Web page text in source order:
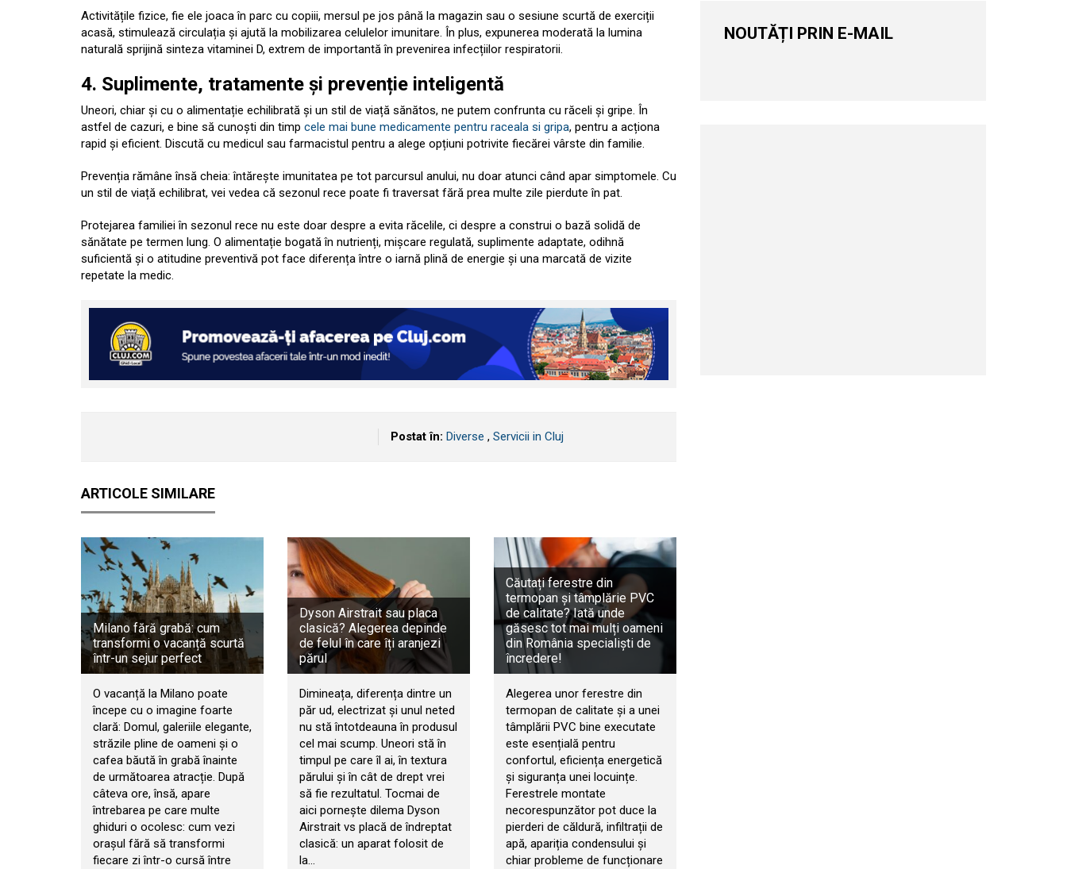
Activitățile fizice, fie ele joaca în parc cu copiii, mersul pe jos până la magazin sau o sesiune scurtă de exerciții
acasă, stimulează circulația și ajută la mobilizarea celulelor imunitare. În plus, expunerea moderată la lumina
naturală sprijină sinteza vitaminei D, extrem de importantă în prevenirea infecțiilor respiratorii.
4. Suplimente, tratamente și prevenție inteligentă
Uneori, chiar și cu o alimentație echilibrată și un stil de viață sănătos, ne putem confrunta cu răceli și gripe. În
astfel de cazuri, e bine să cunoști din timp cele mai bune medicamente pentru raceala si gripa, pentru a acționa
rapid și eficient. Discută cu medicul sau farmacistul pentru a alege opțiuni potrivite fiecărei vârste din familie.
Prevenția rămâne însă cheia: întărește imunitatea pe tot parcursul anului, nu doar atunci când apar simptomele. Cu
un stil de viață echilibrat, vei vedea că sezonul rece poate fi traversat fără prea multe zile pierdute în pat.
Protejarea familiei în sezonul rece nu este doar despre a evita răcelile, ci despre a construi o bază solidă de
sănătate pe termen lung. O alimentație bogată în nutrienți, mișcare regulată, suplimente adaptate, odihnă
suficientă și o atitudine preventivă pot face diferența între o iarnă plină de energie și una marcată de vizite
repetate la medic.
Postat în: Diverse , Servicii in Cluj
ARTICOLE SIMILARE
Milano fără grabă: cum
transformi o vacanță scurtă
într-un sejur perfect
O vacanță la Milano poate
începe cu o imagine foarte
clară: Domul, galeriile elegante,
străzile pline de oameni și o
cafea băută în grabă înainte
de următoarea atracție. După
câteva ore, însă, apare
întrebarea pe care multe
ghiduri o ocolesc: cum vezi
orașul fără să transformi
fiecare zi într-o cursă între
Dyson Airstrait sau placa
clasică? Alegerea depinde
de felul în care îți aranjezi
părul
Dimineața, diferența dintre un
păr ud, electrizat și unul neted
nu stă întotdeauna în produsul
cel mai scump. Uneori stă în
timpul pe care îl ai, în textura
părului și în cât de drept vrei
să fie rezultatul. Tocmai de
aici pornește dilema Dyson
Airstrait vs placă de îndreptat
clasică: un aparat folosit de
la…
Căutați ferestre din
termopan și tâmplărie PVC
de calitate? Iată unde
găsesc tot mai mulți oameni
din România specialiști de
încredere!
Alegerea unor ferestre din
termopan de calitate și a unei
tâmplării PVC bine executate
este esențială pentru
confortul, eficiența energetică
și siguranța unei locuințe.
Ferestrele montate
necorespunzător pot duce la
pierderi de căldură, infiltrații de
apă, apariția condensului și
chiar probleme de funcționare
NOUTĂȚI PRIN E-MAIL